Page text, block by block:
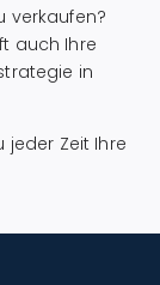
verkaufen?
auch Ihre
in
jeder Zeit Ihre